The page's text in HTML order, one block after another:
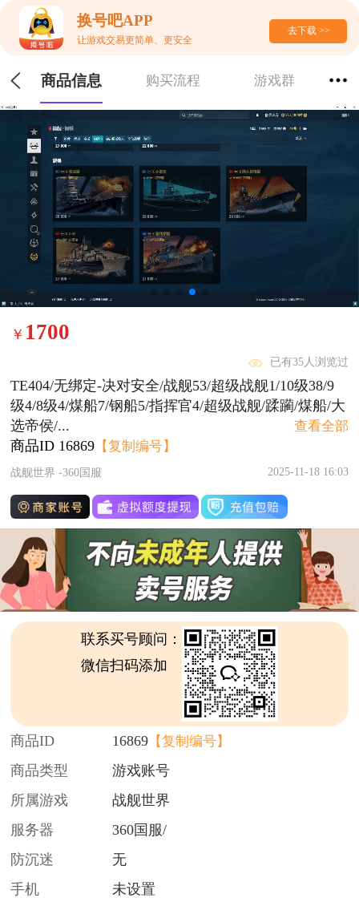
换号吧APP
让游戏交易更简单、更安全
去下载 >>
商品信息 购买流程 游戏群
￥ 1700
已有35人浏览过
TE404/无绑定-决对安全/战舰53/超级战舰1/10级38/9
级4/8级4/煤船7/钢船5/指挥官4/超级战舰/蹂躏/煤船/大
选帝侯/...
查看全部
商品ID 16869 【复制编号】
战舰世界 -360国服 2025-11-18 16:03
联系买号顾问：
微信扫码添加
商品ID 16869【复制编号】
商品类型
游戏账号
所属游戏
战舰世界
服务器
360国服/
防沉迷
无
手机
未设置